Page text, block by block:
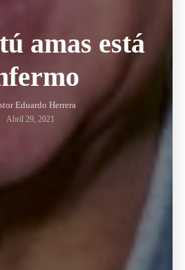
amas está
Eduardo Herrera
Abril 29, 2021